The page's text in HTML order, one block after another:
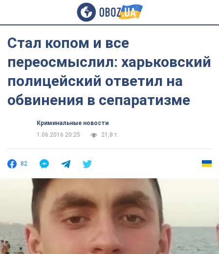
Стал копом и все
переосмыслил: харьковский
полицейский ответил на
обвинения в сепаратизме
Криминальные новости
1.06.2016 20:25
21,8 т.
82